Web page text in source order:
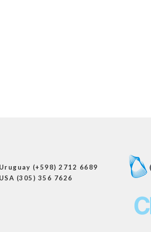
Uruguay (+598) 2712 6689
USA (305) 356 7626